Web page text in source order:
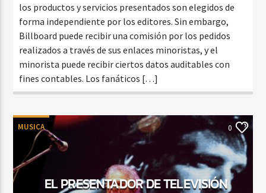
los productos y servicios presentados son elegidos de
forma independiente por los editores. Sin embargo,
Billboard puede recibir una comisión por los pedidos
realizados a través de sus enlaces minoristas, y el
minorista puede recibir ciertos datos auditables con
fines contables. Los fanáticos […]
MUSICA 0
EL PRESENTADOR DE TELEVISIÓN